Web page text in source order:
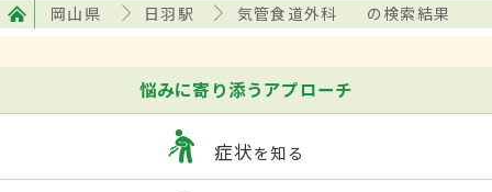
岡山県 日羽駅 気管食道外科 の検索結果
悩みに寄り添うアプローチ
症状を知る